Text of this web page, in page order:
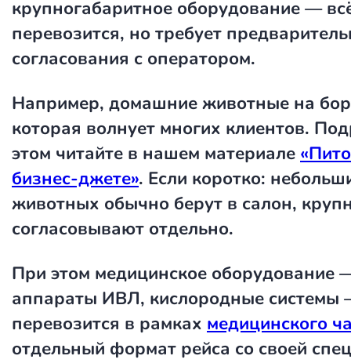
крупногабаритное оборудование —
перевозится, но требует
согласования с оператором.
Например, домашние животные на
которая волнует многих клиентов.
этом читайте в нашем материале
бизнес-джете». Если коротко:
животных обычно берут в салон,
согласовывают отдельно.
При этом медицинское оборудование
аппараты ИВЛ, кислородные системы
перевозится в рамках медицинского
отдельный формат рейса со своей